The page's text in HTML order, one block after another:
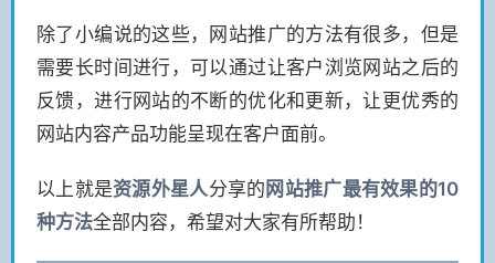
除了小编说的这些，网站推广的方法有很多，但是
需要长时间进行，可以通过让客户浏览网站之后的
反馈，进行网站的不断的优化和更新，让更优秀的
网站内容产品功能呈现在客户面前。
以上就是资源外星人分享的 网站推广最有效果的10
种方法全部内容，希望对大家有所帮助！